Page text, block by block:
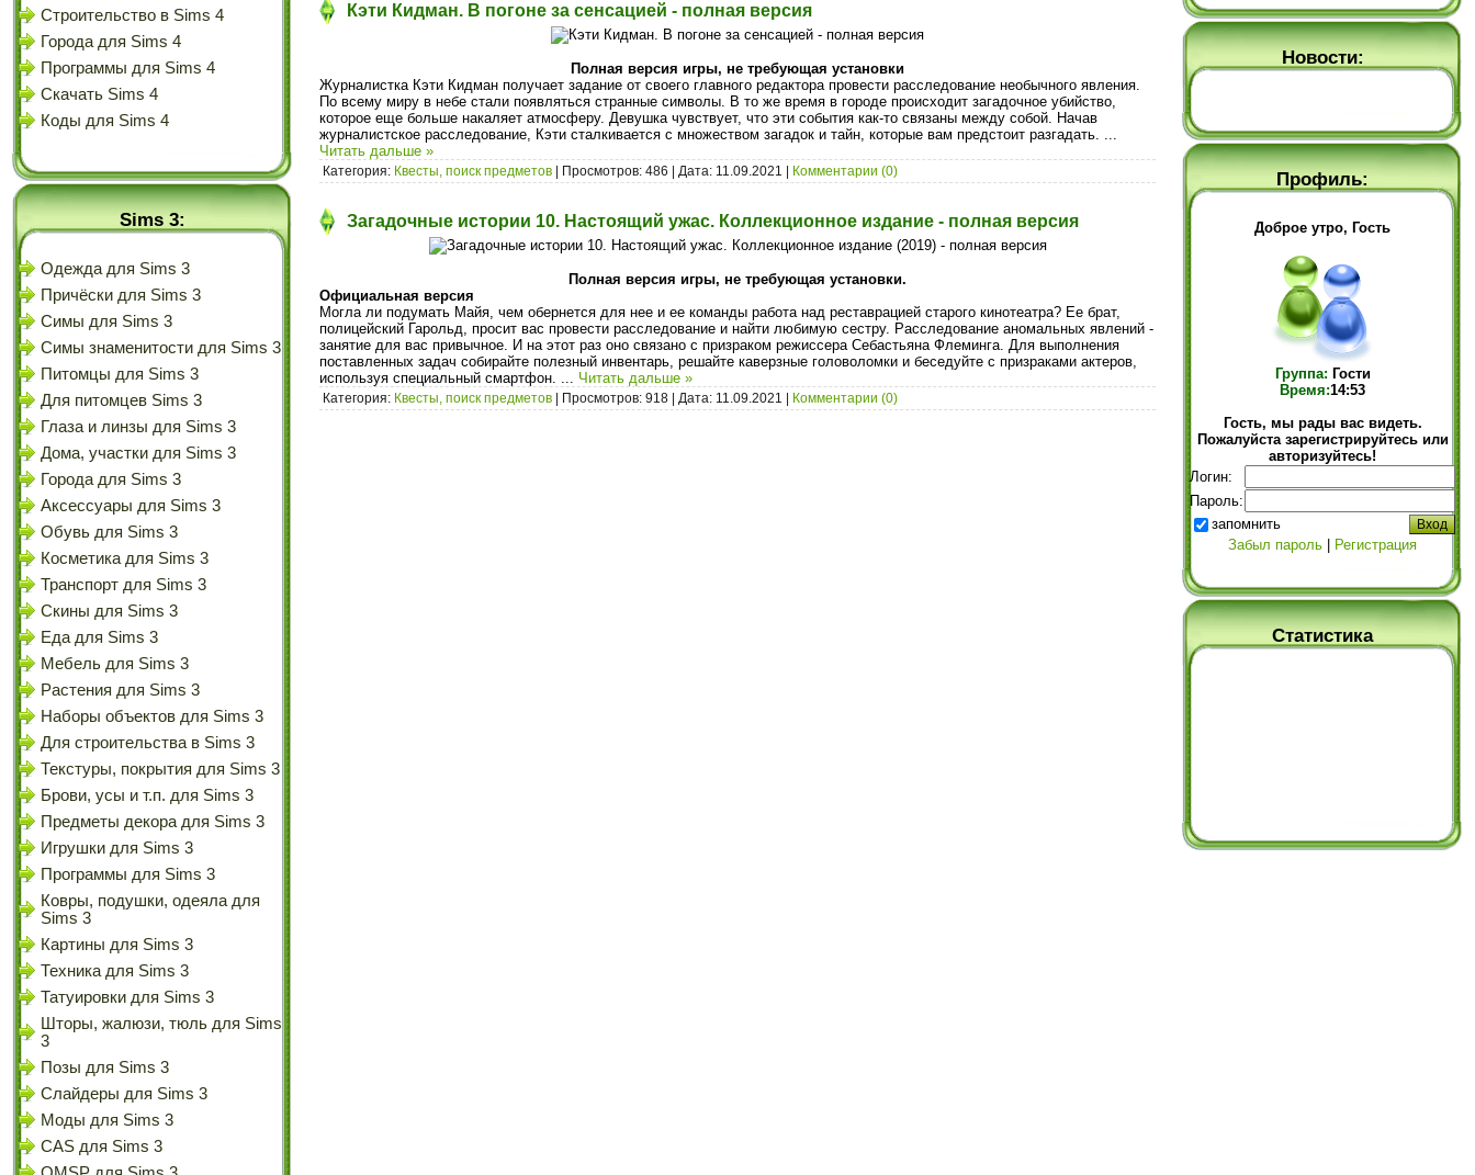
Строительство в Sims 4
Города для Sims 4
Программы для Sims 4
Скачать Sims 4
Коды для Sims 4
Sims 3:
Одежда для Sims 3
Причёски для Sims 3
Симы для Sims 3
Симы знаменитости для Sims 3
Питомцы для Sims 3
Для питомцев Sims 3
Глаза и линзы для Sims 3
Дома, участки для Sims 3
Города для Sims 3
Аксессуары для Sims 3
Обувь для Sims 3
Косметика для Sims 3
Транспорт для Sims 3
Скины для Sims 3
Еда для Sims 3
Мебель для Sims 3
Растения для Sims 3
Наборы объектов для Sims 3
Для строительства в Sims 3
Текстуры, покрытия для Sims 3
Брови, усы и т.п. для Sims 3
Предметы декора для Sims 3
Игрушки для Sims 3
Программы для Sims 3
Ковры, подушки, одеяла для
Sims 3
Картины для Sims 3
Техника для Sims 3
Татуировки для Sims 3
Шторы, жалюзи, тюль для Sims
3
Позы для Sims 3
Слайдеры для Sims 3
Моды для Sims 3
CAS для Sims 3
Кэти Кидман. В погоне за сенсацией - полная версия
Полная версия игры, не требующая установки
Журналистка Кэти Кидман получает задание от своего главного редактора провести расследование необычного явления.
По всему миру в небе стали появляться странные символы. В то же время в городе происходит загадочное убийство,
которое еще больше накаляет атмосферу. Девушка чувствует, что эти события как-то связаны между собой. Начав
журналистское расследование, Кэти сталкивается с множеством загадок и тайн, которые вам предстоит разгадать. ...
Читать дальше »
Категория: Квесты, поиск предметов | Просмотров: 486 | Дата: 11.09.2021 Комментарии (0)
Загадочные истории 10. Настоящий ужас. Коллекционное издание - полная версия
Полная версия игры, не требующая установки.
Официальная версия
Могла ли подумать Майя, чем обернется для нее и ее команды работа над реставрацией старого кинотеатра? Ее брат,
полицейский Гарольд, просит вас провести расследование и найти любимую сестру. Расследование аномальных явлений -
занятие для вас привычное. И на этот раз оно связано с призраком режиссера Себастьяна Флеминга. Для выполнения
поставленных задач собирайте полезный инвентарь, решайте каверзные головоломки и беседуйте с призраками актеров,
используя специальный смартфон. ... Читать дальше »
Категория: Квесты, поиск предметов | Просмотров: 918 | Дата: 11.09.2021 Комментарии (0)
Новости:
Профиль:
Доброе утро, Гость
Группа: Гости
Время:14:53
Гость, мы рады вас видеть.
Пожалуйста зарегистрируйтесь или
авторизуйтесь!
Логин:
Пароль:
запомнить
Забыл пароль
Регистрация
Статистика